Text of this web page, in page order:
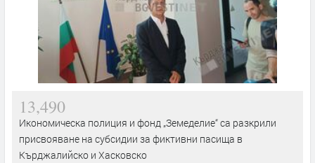
13,490
Икономическа полиция и фонд „Земеделие“ са разкрили
присвояване на субсидии за фиктивни пасища в
Кърджалийско и Хасковско